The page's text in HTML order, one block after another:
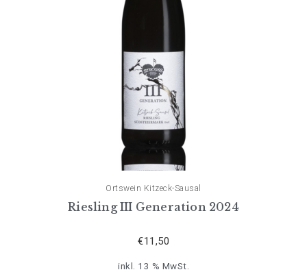
Ortswein Kitzeck-Sausal
Riesling III Generation 2024
€11,50
inkl. 13 % MwSt.